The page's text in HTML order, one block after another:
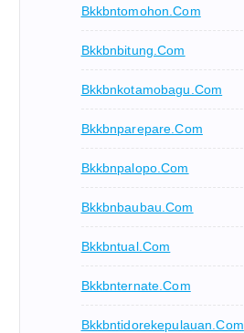
Bkkbntomohon.com
Bkkbnbitung.com
Bkkbnkotamobagu.com
Bkkbnparepare.com
Bkkbnpalopo.com
Bkkbnbaubau.com
Bkkbntual.com
Bkkbnternate.com
Bkkbntidorekepulauan.com